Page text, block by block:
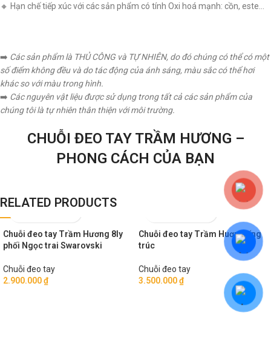
🔸 Hạn chế tiếp xúc với các sản phẩm có tính Oxi hoá mạnh: cồn, este…
➡️ Các sản phẩm là THỦ CÔNG và TỰ NHIÊN, do đó chúng có thể có một
số điểm không đều và do tác động của ánh sáng, màu sắc có thể hơi
khác so với màu trong hình.
➡️ Các nguyên vật liệu được sử dụng trong tất cả các sản phẩm của
chúng tôi là tự nhiên thân thiện với môi trường.
CHUỖI ĐEO TAY TRẦM HƯƠNG –
PHONG CÁCH CỦA BẠN
RELATED PRODUCTS
Chuỗi đeo tay Trầm Hương 8ly
phối Ngọc trai Swarovski
Chuỗi đeo tay
2.900.000₫
Chuỗi đeo tay Trầm Huơng ống
trúc
Chuỗi đeo tay
3.500.000₫